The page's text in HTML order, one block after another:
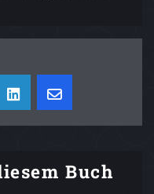
Buch